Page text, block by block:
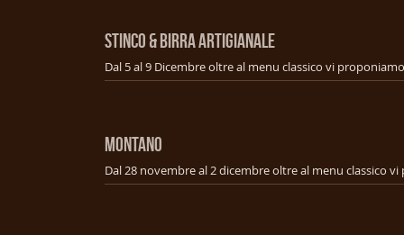
STINCO & BIRRA ARTIGIANALE
MONTANO